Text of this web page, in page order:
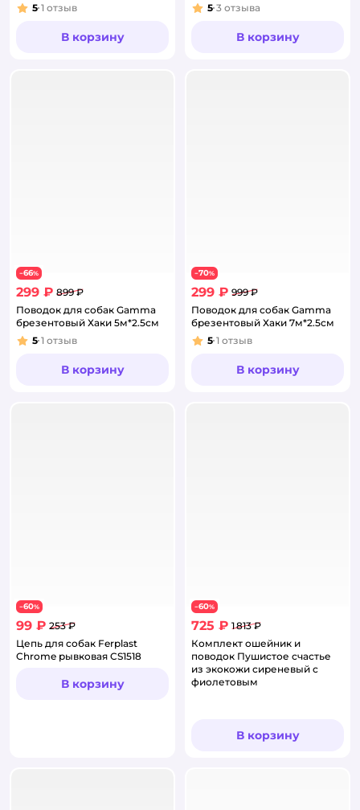
Рейтинг:
5 1 отзыв
В корзину
Рейтинг:
5 3 отзыва
В корзину
−66%
299 ₽ 899 ₽
Поводок для собак Gamma
брезентовый Хаки 5м*2.5см
Рейтинг:
5 1 отзыв
В корзину
−70%
299 ₽ 999 ₽
Поводок для собак Gamma
брезентовый Хаки 7м*2.5см
Рейтинг:
5 1 отзыв
В корзину
−60%
99 ₽ 253 ₽
Цепь для собак Ferplast
Chrome рывковая CS1518
В корзину
−60%
725 ₽ 1 813 ₽
Комплект ошейник и
поводок Пушистое счастье
из экокожи сиреневый с
фиолетовым
В корзину